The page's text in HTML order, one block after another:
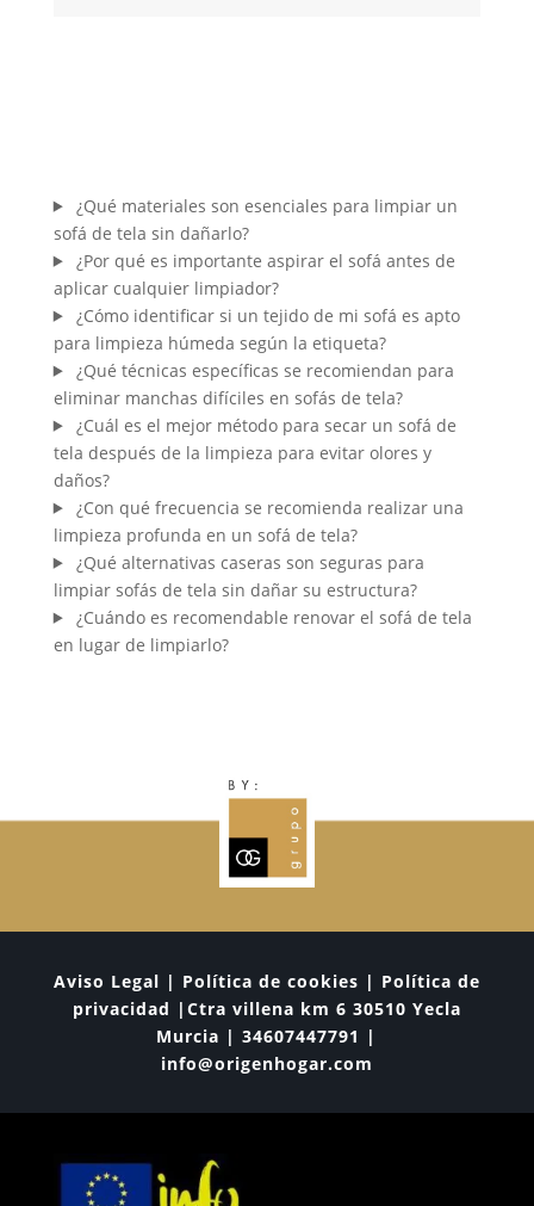
¿Qué materiales son esenciales para limpiar un
sofá de tela sin dañarlo?
¿Por qué es importante aspirar el sofá antes de
aplicar cualquier limpiador?
¿Cómo identificar si un tejido de mi sofá es apto
para limpieza húmeda según la etiqueta?
¿Qué técnicas específicas se recomiendan para
eliminar manchas difíciles en sofás de tela?
¿Cuál es el mejor método para secar un sofá de
tela después de la limpieza para evitar olores y
daños?
¿Con qué frecuencia se recomienda realizar una
limpieza profunda en un sofá de tela?
¿Qué alternativas caseras son seguras para
limpiar sofás de tela sin dañar su estructura?
¿Cuándo es recomendable renovar el sofá de tela
en lugar de limpiarlo?
Aviso Legal | Política de cookies | Política de
privacidad |Ctra villena km 6 30510 Yecla
Murcia | 34607447791 |
info@origenhogar.com